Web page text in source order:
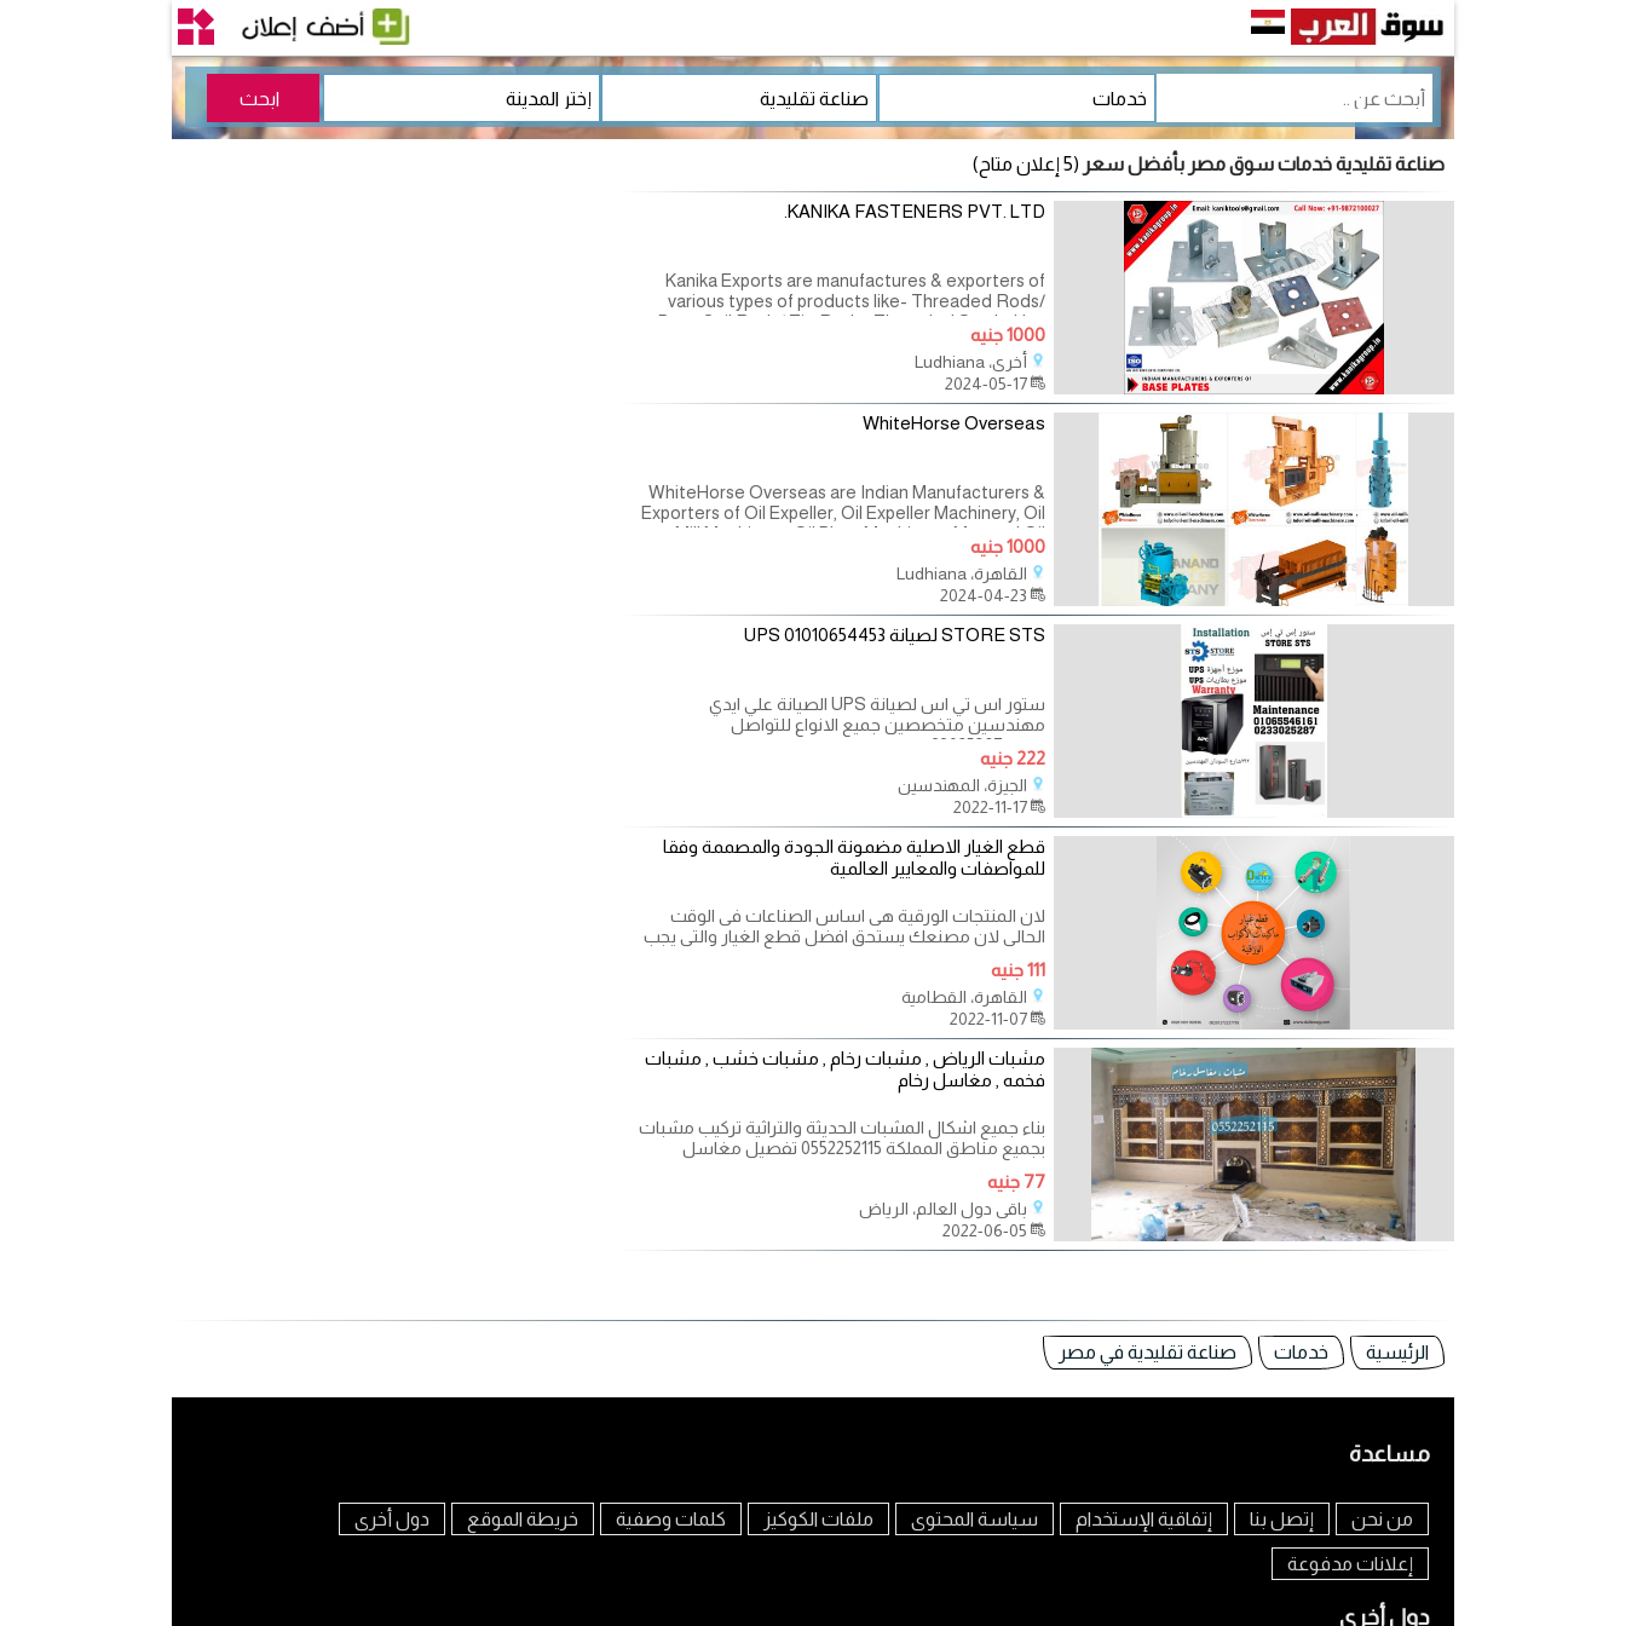
صناعة تقليدية خدمات سوق مصر بأفضل سعر (5 إعلان متاح)
KANIKA FASTENERS PVT. LTD.
Kanika Exports are manufactures & exporters of
various types of products like- Threaded Rods/
Bars, Coil Rods/ Tie Rods , Threaded Studs, Hex
Nuts, Hex Bolts, Plain Washers,
1000 جنيه
أخرى، Ludhiana
2024-05-17
WhiteHorse Overseas
WhiteHorse Overseas are Indian Manufacturers &
Exporters of Oil Expeller, Oil Expeller Machinery, Oil
Mill Machinery, Oil Plant Machinery, Mustard Oil
Expeller, Vegetable Oil
1000 جنيه
القاهرة، Ludhiana
STORE STS لصيانة UPS 01010654453
ستور اس تي اس لصيانة UPS الصيانة علي ايدي
مهندسين متخصصين جميع الانواع للتواصل
ارضي:33025287
222 جنيه
الجيزة، المهندسين
2022-11-17
قطع الغيار الاصلية مضمونة الجودة والمصممة وفقا
للمواصفات والمعايير العالمية
لان المنتجات الورقية هى اساس الصناعات فى الوقت
الحالى لان مصنعك يستحق افضل قطع الغيار والتى يجب
111 جنيه
القاهرة، القطامية
2022-11-07
مشبات الرياض , مشبات رخام , مشبات خشب , مشبات
فخمه , مغاسل رخام
بناء جميع اشكال المشبات الحديثة والتراثية تركيب مشبات
بجميع مناطق المملكة 0552252115 تفصيل مغاسل
77 جنيه
باقي دول العالم، الرياض
الرئيسية خدمات صناعة تقليدية في مصر
مساعدة
من نحن إتصل بنا إتفاقية الإستخدام سياسة المحتوى ملفات الكوكيز كلمات وصفية خريطة الموقع دول أخرى
إعلانات مدفوعة
دول أخرى